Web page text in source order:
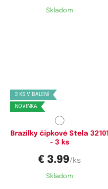
Skladom
3 KS V BALENÍ
NOVINKA
M,L,XL,
Brazilky čipkové Stela 32101
- 3 ks
€ 3.99/ks
Skladom